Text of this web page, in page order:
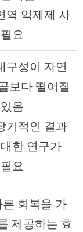
역 억제제 사
요
구성이 자연
보다 떨어질
음
기적인 결과
한 연구가
요
회복을 가
제공하는 효